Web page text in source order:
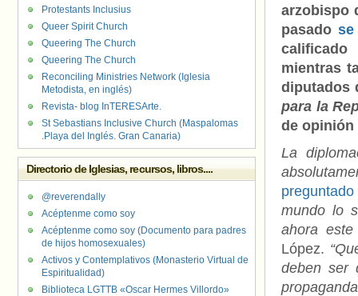
arzobispo
pasado se
mientras
diputados
para la
de opinión
La
mundo lo
ahora
López.
deben ser
Protestants Inclusius
Queer Spirit Church
Queering The Church
Queering The Church
Reconciling Ministries Network (Iglesia
Metodista, en inglés)
Revista- blog InTERESArte.
St Sebastians Inclusive Church (Maspalomas
.Playa del Inglés. Gran Canaria)
Directorio de Iglesias, recursos, libros....
@reverendally
Acéptenme como soy
Acéptenme como soy (Documento para padres
de hijos homosexuales)
Activos y Contemplativos (Monasterio Virtual de
Espiritualidad)
Biblioteca LGTTB «Oscar Hermes Villordo»